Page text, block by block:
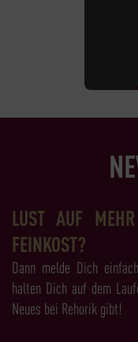
LUST AUF
FEINKOST?
Dann melde Dich
halten Dich auf dem
Neues bei Rehorik gibt!